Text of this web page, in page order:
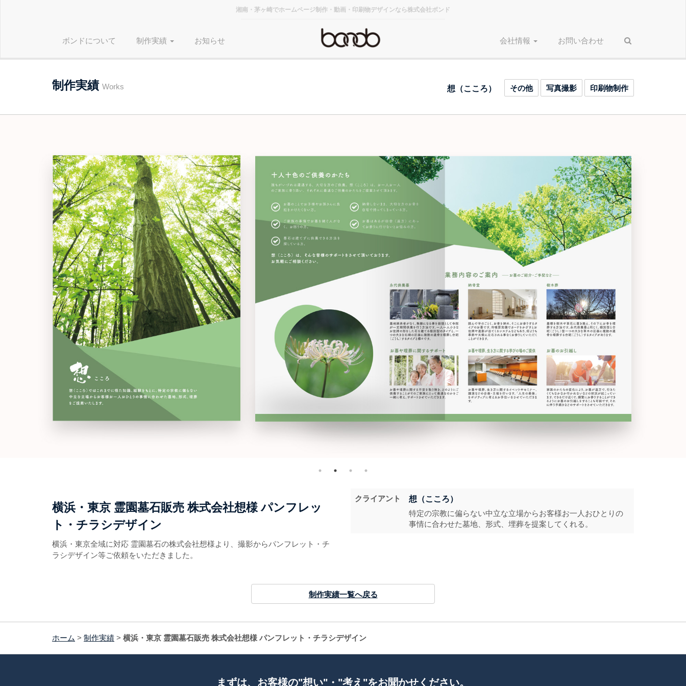
湘南・茅ヶ崎でホームページ制作・動画・印刷物デザインなら株式会社ボンド
ボンドについて 制作実績 お知らせ 会社情報 お問い合わせ
制作実績 Works 想（こころ） その他 写真撮影 印刷物制作
横浜・東京 霊園墓石販売 株式会社想様 パンフレッ
ト・チラシデザイン
横浜・東京全域に対応 霊園墓石の株式会社想様より、撮影からパンフレット・チ
ラシデザイン等ご依頼をいただきました。
クライアント
想（こころ）
特定の宗教に偏らない中立な立場からお客様お一人おひとりの
事情に合わせた墓地、形式、埋葬を提案してくれる。
制作実績一覧へ戻る
ホーム > 制作実績 > 横浜・東京 霊園墓石販売 株式会社想様 パンフレット・チラシデザイン
まずは、お客様の"想い"・"考え"をお聞かせください。